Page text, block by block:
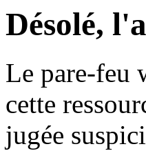
Désolé,
Le pare-feu
cette
jugée